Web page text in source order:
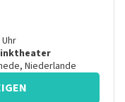
Uhr
, Niederlande